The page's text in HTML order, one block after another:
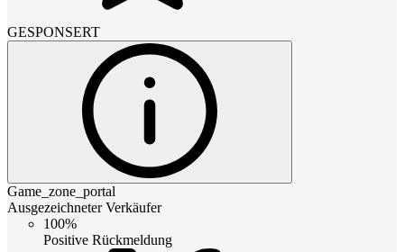
GESPONSERT
Game_zone_portal
Ausgezeichneter Verkäufer
100%
Positive Rückmeldung